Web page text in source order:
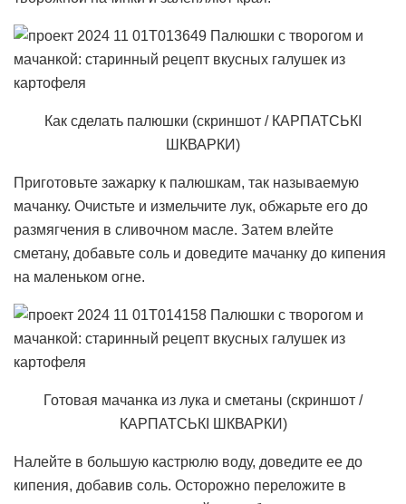
Как сделать палюшки (скриншот / КАРПАТСЬКІ
ШКВАРКИ)
Приготовьте зажарку к палюшкам, так называемую
мачанку. Очистьте и измельчите лук, обжарьте его до
размягчения в сливочном масле. Затем влейте
сметану, добавьте соль и доведите мачанку до кипения
на маленьком огне.
Готовая мачанка из лука и сметаны (скриншот /
КАРПАТСЬКІ ШКВАРКИ)
Налейте в большую кастрюлю воду, доведите ее до
кипения, добавив соль. Осторожно переложите в